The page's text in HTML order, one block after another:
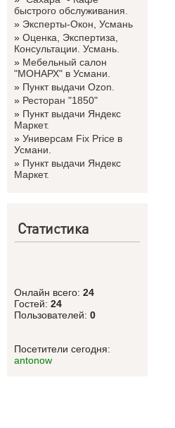
быстрого обслуживания.
» Эксперты-Окон, Усмань
» Оценка, Экспертиза,
Консультации. Усмань.
» Мебельный салон
"МОНАРХ" в Усмани.
» Пункт выдачи Ozon.
» Ресторан "1850"
» Пункт выдачи Яндекс
Маркет.
» Универсам Fix Price в
Усмани.
» Пункт выдачи Яндекс
Маркет.
Статистика
Онлайн всего: 24
Гостей: 24
Пользователей: 0
Посетители сегодня:
antonow